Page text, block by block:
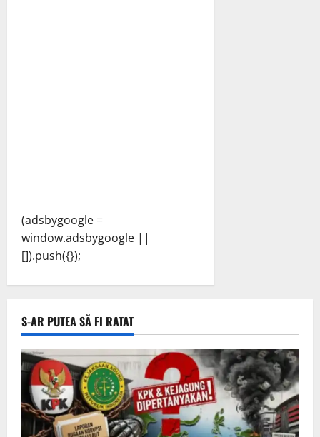
(adsbygoogle =
window.adsbygoogle ||
[]).push({});
S-AR PUTEA SĂ FI RATAT